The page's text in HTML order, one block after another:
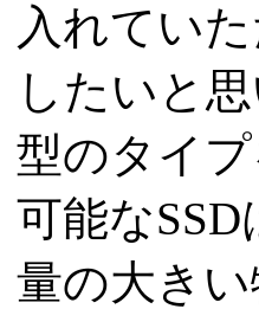
入れてい
したいと
型のタイ
可能な
量の大き